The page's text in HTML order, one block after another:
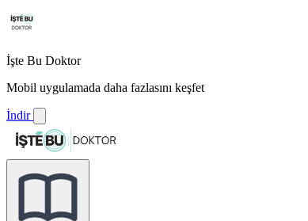
İşte Bu Doktor
Mobil uygulamada daha fazlasını keşfet
İndir